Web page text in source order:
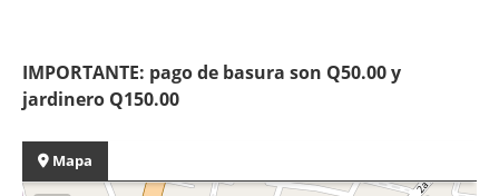
IMPORTANTE: pago de basura son Q50.00 y
jardinero Q150.00
Mapa